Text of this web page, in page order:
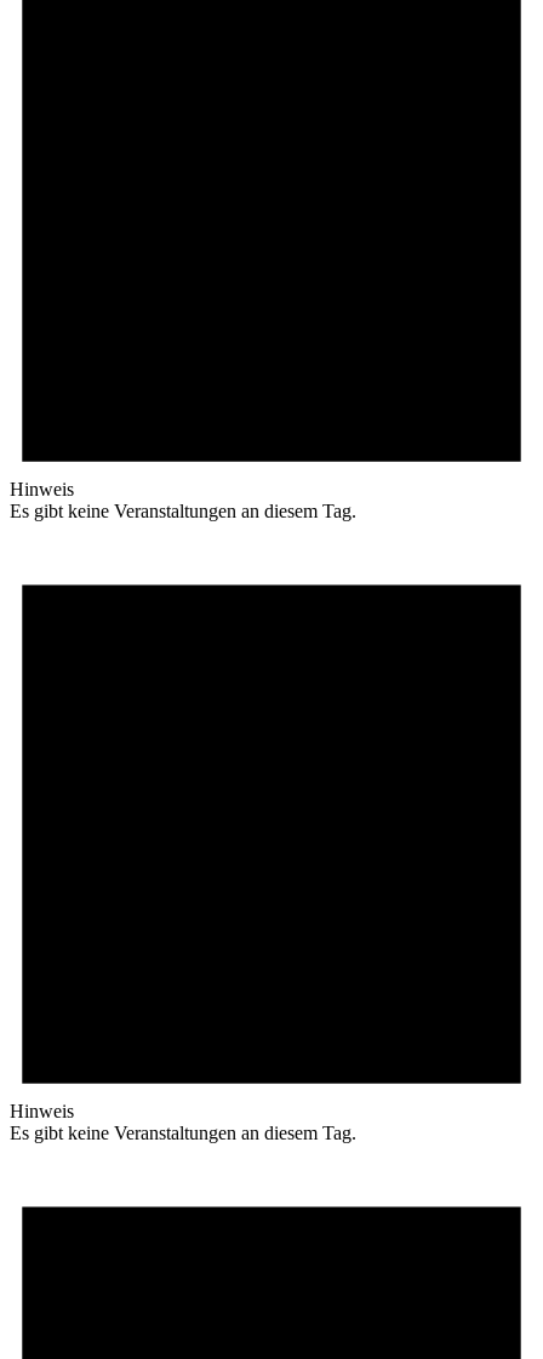
Hinweis
Es gibt keine Veranstaltungen an diesem Tag.
Hinweis
Es gibt keine Veranstaltungen an diesem Tag.